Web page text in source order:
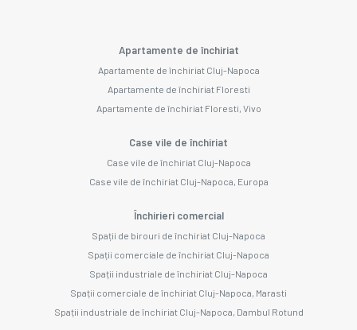
Apartamente de închiriat
Apartamente de închiriat Cluj-Napoca
Apartamente de închiriat Floresti
Apartamente de închiriat Floresti, Vivo
Case vile de închiriat
Case vile de închiriat Cluj-Napoca
Case vile de închiriat Cluj-Napoca, Europa
Închirieri comercial
Spații de birouri de închiriat Cluj-Napoca
Spații comerciale de închiriat Cluj-Napoca
Spații industriale de închiriat Cluj-Napoca
Spații comerciale de închiriat Cluj-Napoca, Marasti
Spații industriale de închiriat Cluj-Napoca, Dambul Rotund